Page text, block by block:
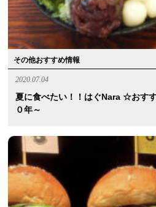
その他おすすめ情報
2020.07.04
夏に食べたい！！はぐnara ☆おす
０年～